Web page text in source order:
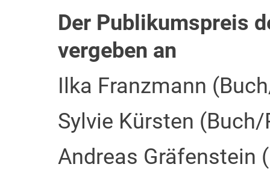
Der Publikumspreis
vergeben an
Ilka Franzmann
Sylvie Kürsten (Buch/
Andreas Gräfenstein